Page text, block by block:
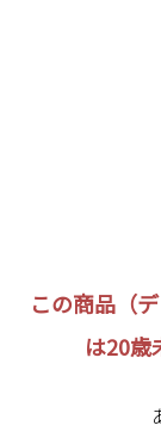
この商品（
は20歳